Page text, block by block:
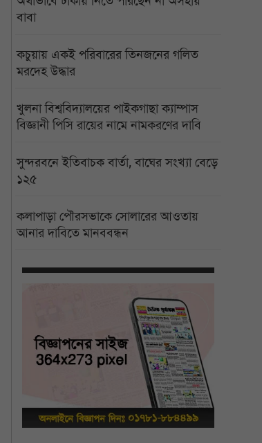
বাবা
কচুয়ায় একই পরিবারের তিনজনের গলিত
মরদেহ উদ্ধার
খুলনা বিশ্ববিদ্যালয়ের পাইকগাছা ক্যাম্পাস
বিজ্ঞানী পিসি রায়ের নামে নামকরণের দাবি
সুন্দরবনে ইতিবাচক বার্তা, বাঘের সংখ্যা বেড়ে
১২৫
কলাপাড়া পৌরসভাকে সোলারের আওতায়
আনার দাবিতে মানববন্ধন